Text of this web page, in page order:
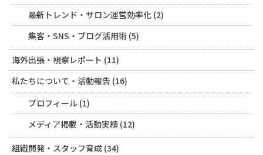
最新トレンド・サロン運営効率化 (2)
集客・SNS・ブログ活用術 (5)
海外出張・視察レポート (11)
私たちについて・活動報告 (16)
プロフィール (1)
メディア掲載・活動実績 (12)
組織開発・スタッフ育成 (34)